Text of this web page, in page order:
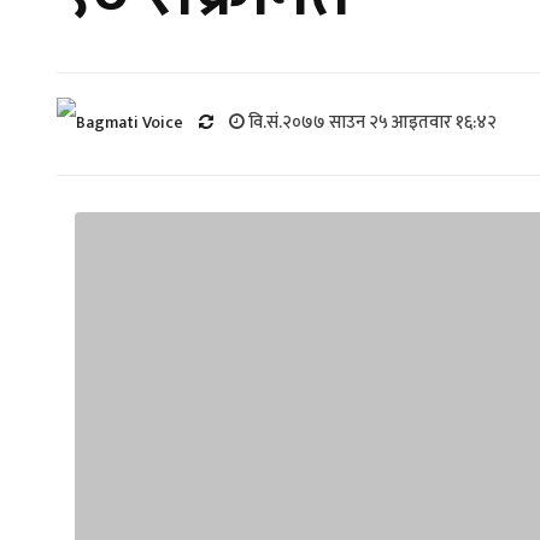
वि.सं.२०७७ साउन २५ आइतवार १६:४२